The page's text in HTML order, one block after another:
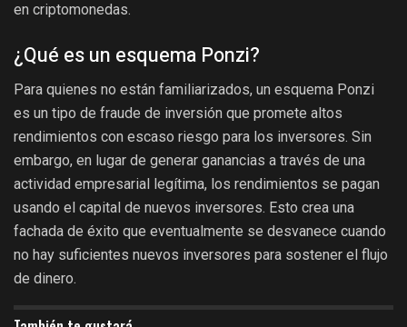
en criptomonedas.
¿Qué es un esquema Ponzi?
Para quienes no están familiarizados, un esquema Ponzi
es un tipo de fraude de inversión que promete altos
rendimientos con escaso riesgo para los inversores. Sin
embargo, en lugar de generar ganancias a través de una
actividad empresarial legítima, los rendimientos se pagan
usando el capital de nuevos inversores. Esto crea una
fachada de éxito que eventualmente se desvanece cuando
no hay suficientes nuevos inversores para sostener el flujo
de dinero.